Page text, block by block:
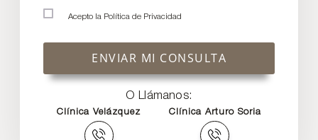
Acepto la Política de Privacidad
ENVIAR MI CONSULTA
O Llámanos:
Clínica Velázquez Clínica Arturo Soria